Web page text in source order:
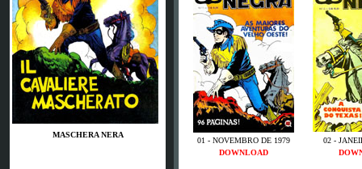
MASCHERA NERA
01 - NOVEMBRO DE 1979
02 -
DOWNLOAD